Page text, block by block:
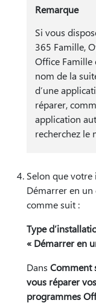
Remarque
Si vous
365 Famille,
Office Famille
nom de la
d’une
réparer,
application
recherchez le
Selon que votre
Démarrer en
comme suit :
Type
« Démarrer en
Dans Comment
vous réparer vos
programmes